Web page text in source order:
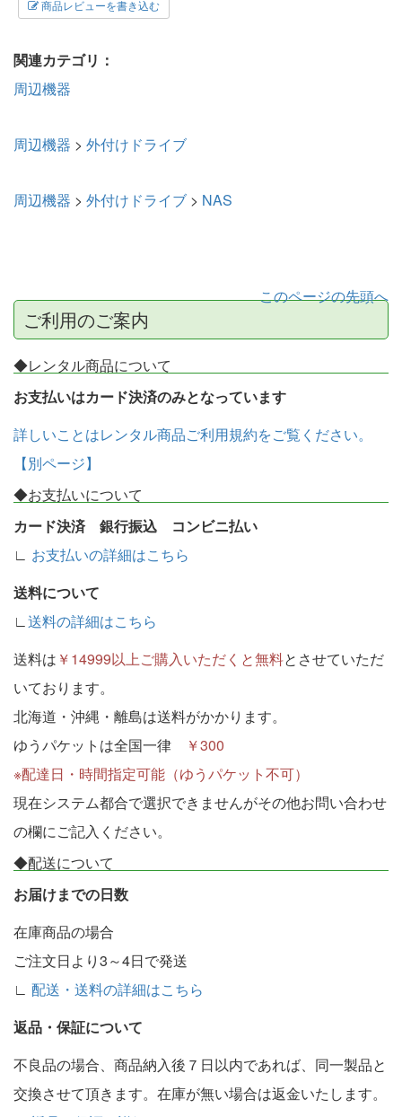
商品レビューを書き込む
関連カテゴリ：
周辺機器
周辺機器 > 外付けドライブ
周辺機器 > 外付けドライブ > NAS
このページの先頭へ
ご利用のご案内
◆レンタル商品について
お支払いはカード決済のみとなっています
詳しいことはレンタル商品ご利用規約をご覧ください。
【別ページ】
◆お支払いについて
カード決済 銀行振込 コンビニ払い
∟ お支払いの詳細はこちら
送料について
∟送料の詳細はこちら
送料は ￥14999以上ご購入いただくと無料とさせていただ
いております。
北海道・沖縄・離島は送料がかかります。
ゆうパケットは全国一律
￥300
※配達日・時間指定可能（ゆうパケット不可）
現在システム都合で選択できませんがその他お問い合わせ
の欄にご記入ください。
◆配送について
お届けまでの日数
在庫商品の場合
ご注文日より3～4日で発送
∟ 配送・送料の詳細はこちら
返品・保証について
不良品の場合、商品納入後７日以内であれば、同一製品と
交換させて頂きます。在庫が無い場合は返金いたします。